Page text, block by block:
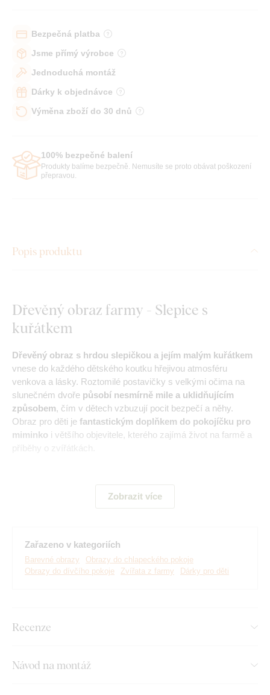
Bezpečná platba
Jsme přímý výrobce
Jednoduchá montáž
Dárky k objednávce
Výměna zboží do 30 dnů
100% bezpečné balení
Produkty balíme bezpečně. Nemusíte se proto obávat poškození
přepravou.
Popis produktu
Dřevěný obraz farmy - Slepice s
kuřátkem
Dřevěný obraz s hrdou slepičkou a jejím malým kuřátkem
vnese do každého dětského koutku hřejivou atmosféru
venkova a lásky. Roztomilé postavičky s velkými očima na
slunečném dvoře působí nesmírně mile a uklidňujícím
způsobem, čím v dětech vzbuzují pocit bezpečí a něhy.
Obraz pro děti je fantastickým doplňkem do pokojíčku pro
miminko i většího objevitele, kterého zajímá život na farmě a
desce. Používáme přitom
a následně vyřezáváme pomocí laseru. Díky tomu má obraz z
Zobrazit více
Zařazeno v kategoriích
Barevné obrazy
Obrazy do chlapeckého pokoje
Obrazy do dívčího pokoje
Zvířata z farmy Dárky pro děti
Recenze
Návod na montáž